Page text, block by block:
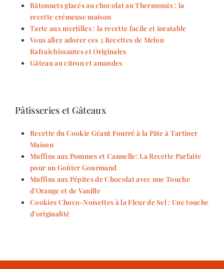
Bâtonnets glacés au chocolat au Thermomix : la
recette crémeuse maison
Tarte aux myrtilles : la recette facile et inratable
Vous allez adorer ces 3 Recettes de Melon
Rafraîchissantes et Originales
Gâteau au citron et amandes
Pâtisseries et Gâteaux
Recette du Cookie Géant Fourré à la Pâte à Tartiner
Maison
Muffins aux Pommes et Cannelle: La Recette Parfaite
pour un Goûter Gourmand
Muffins aux Pépites de Chocolat avec une Touche
d’Orange et de Vanille
Cookies Choco-Noisettes à la Fleur de Sel : Une touche
d’originalité